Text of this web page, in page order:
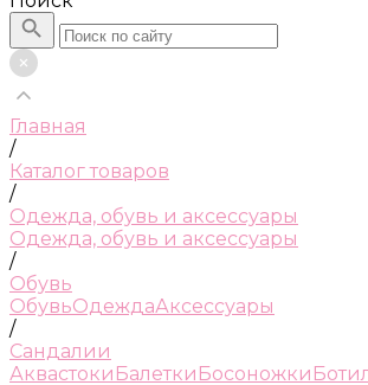
Главная
/
Каталог товаров
/
Одежда, обувь и аксессуары
Одежда, обувь и аксессуары
/
Обувь
ОбувьОдеждаАксессуары
/
Сандалии
Аквастоки Балетки Босоножки